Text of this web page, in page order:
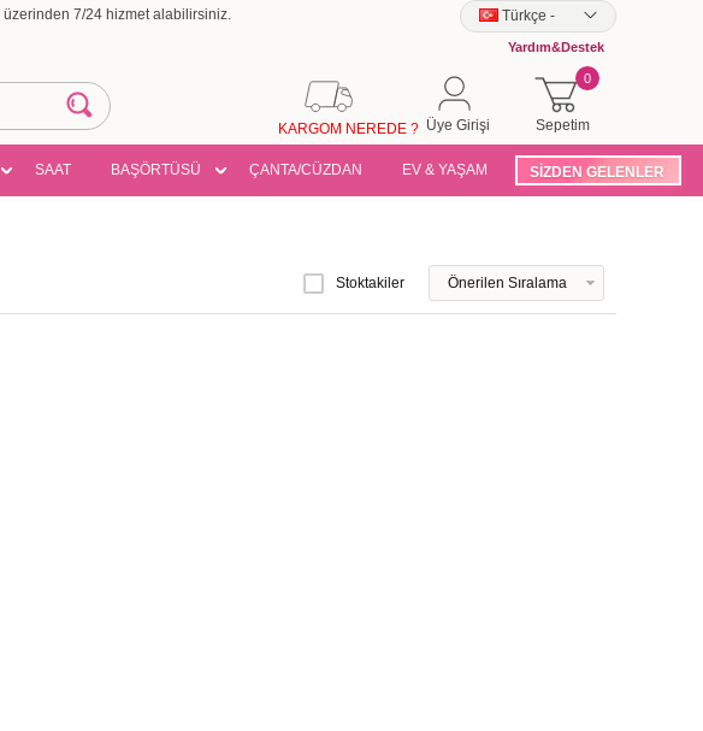
üzerinden 7/24 hizmet alabilirsiniz. Türkçe -
Yardım&Destek
Sepetim
0
Üye Girişi
KARGOM NEREDE ?
SAAT BAŞÖRTÜSÜ ÇANTA/CÜZDAN EV & YAŞAM SİZDEN GELENLER
Stoktakiler